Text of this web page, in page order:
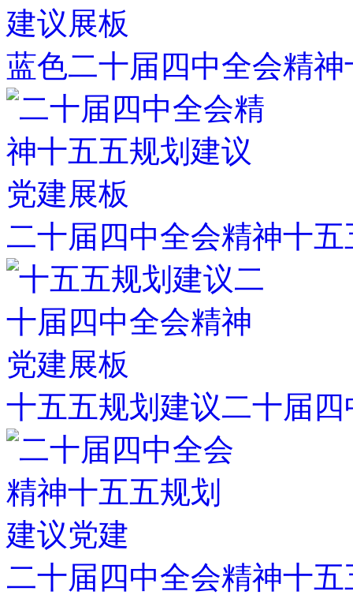
蓝色二十届四中全会精
二十届四中全会精神十
十五五规划建议二十届
二十届四中全会精神十